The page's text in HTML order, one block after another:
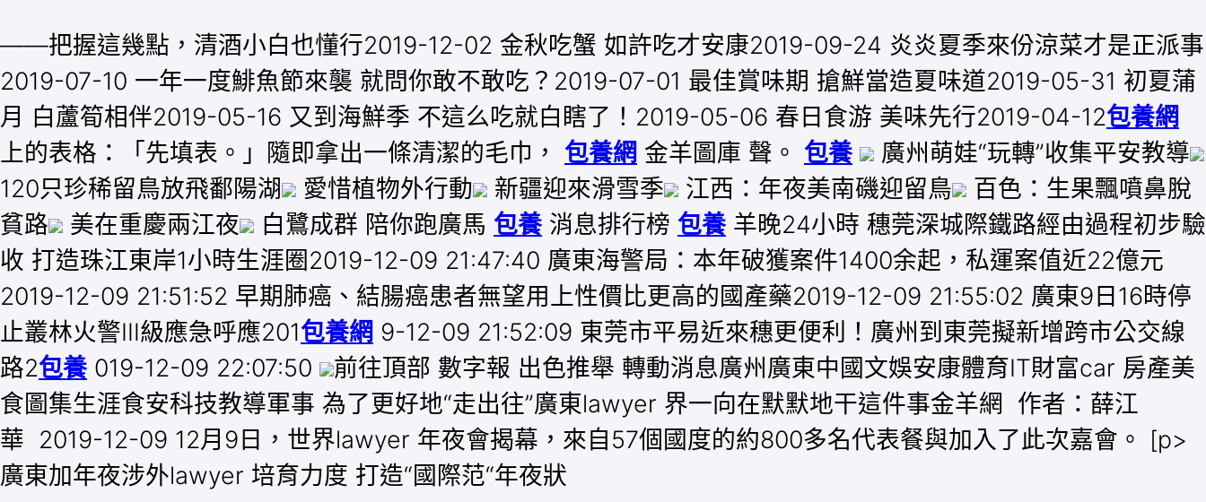
——把握這幾點，清酒小白也懂行2019-12-02 金秋吃蟹 如許吃才安康2019-09-24 炎炎夏季來份涼菜才是正派事
2019-07-10 一年一度鯡魚節來襲 就問你敢不敢吃？2019-07-01 最佳賞味期 搶鮮當造夏味道2019-05-31 初夏蒲
月 白蘆筍相伴2019-05-16 又到海鮮季 不這么吃就白瞎了！2019-05-06 春日食游 美味先行2019-04-12包養網
上的表格：「先填表。」隨即拿出一條清潔的毛巾， 包養網 金羊圖庫 聲。 包養
廣州萌娃“玩轉”收集平安教導
120只珍稀留鳥放飛鄱陽湖
愛惜植物外行動 新疆迎來滑雪季 江西：年夜美南磯迎留鳥
百色：生果飄噴鼻脫
貧路
美在重慶兩江夜 白鷺成群 陪你跑廣馬 包養消息排行榜 包養羊晚24小時 穗莞深城際鐵路經由過程初步驗
收 打造珠江東岸1小時生涯圈2019-12-09 21:47:40 廣東海警局：本年破獲案件1400余起，私運案值近22億元
2019-12-09 21:51:52 早期肺癌、結腸癌患者無望用上性價比更高的國產藥2019-12-09 21:55:02 廣東9日16時停
止叢林火警Ⅲ級應急呼應201包養網 9-12-09 21:52:09 東莞市平易近來穗更便利！廣州到東莞擬新增跨市公交線
路2包養019-12-09 22:07:50
前往頂部 數字報 出色推舉 轉動消息廣州廣東中國文娛安康體育IT財富car 房產美
食圖集生涯食安科技教導軍事 為了更好地“走出往”廣東lawyer 界一向在默默地干這件事金羊網 作者：薛江
華 2019-12-09 12月9日，世界lawyer 年夜會揭幕，來自57個國度的約800多名代表餐與加入了此次嘉會。 [p>
廣東加年夜涉外lawyer 培育力度 打造“國際范“年夜狀